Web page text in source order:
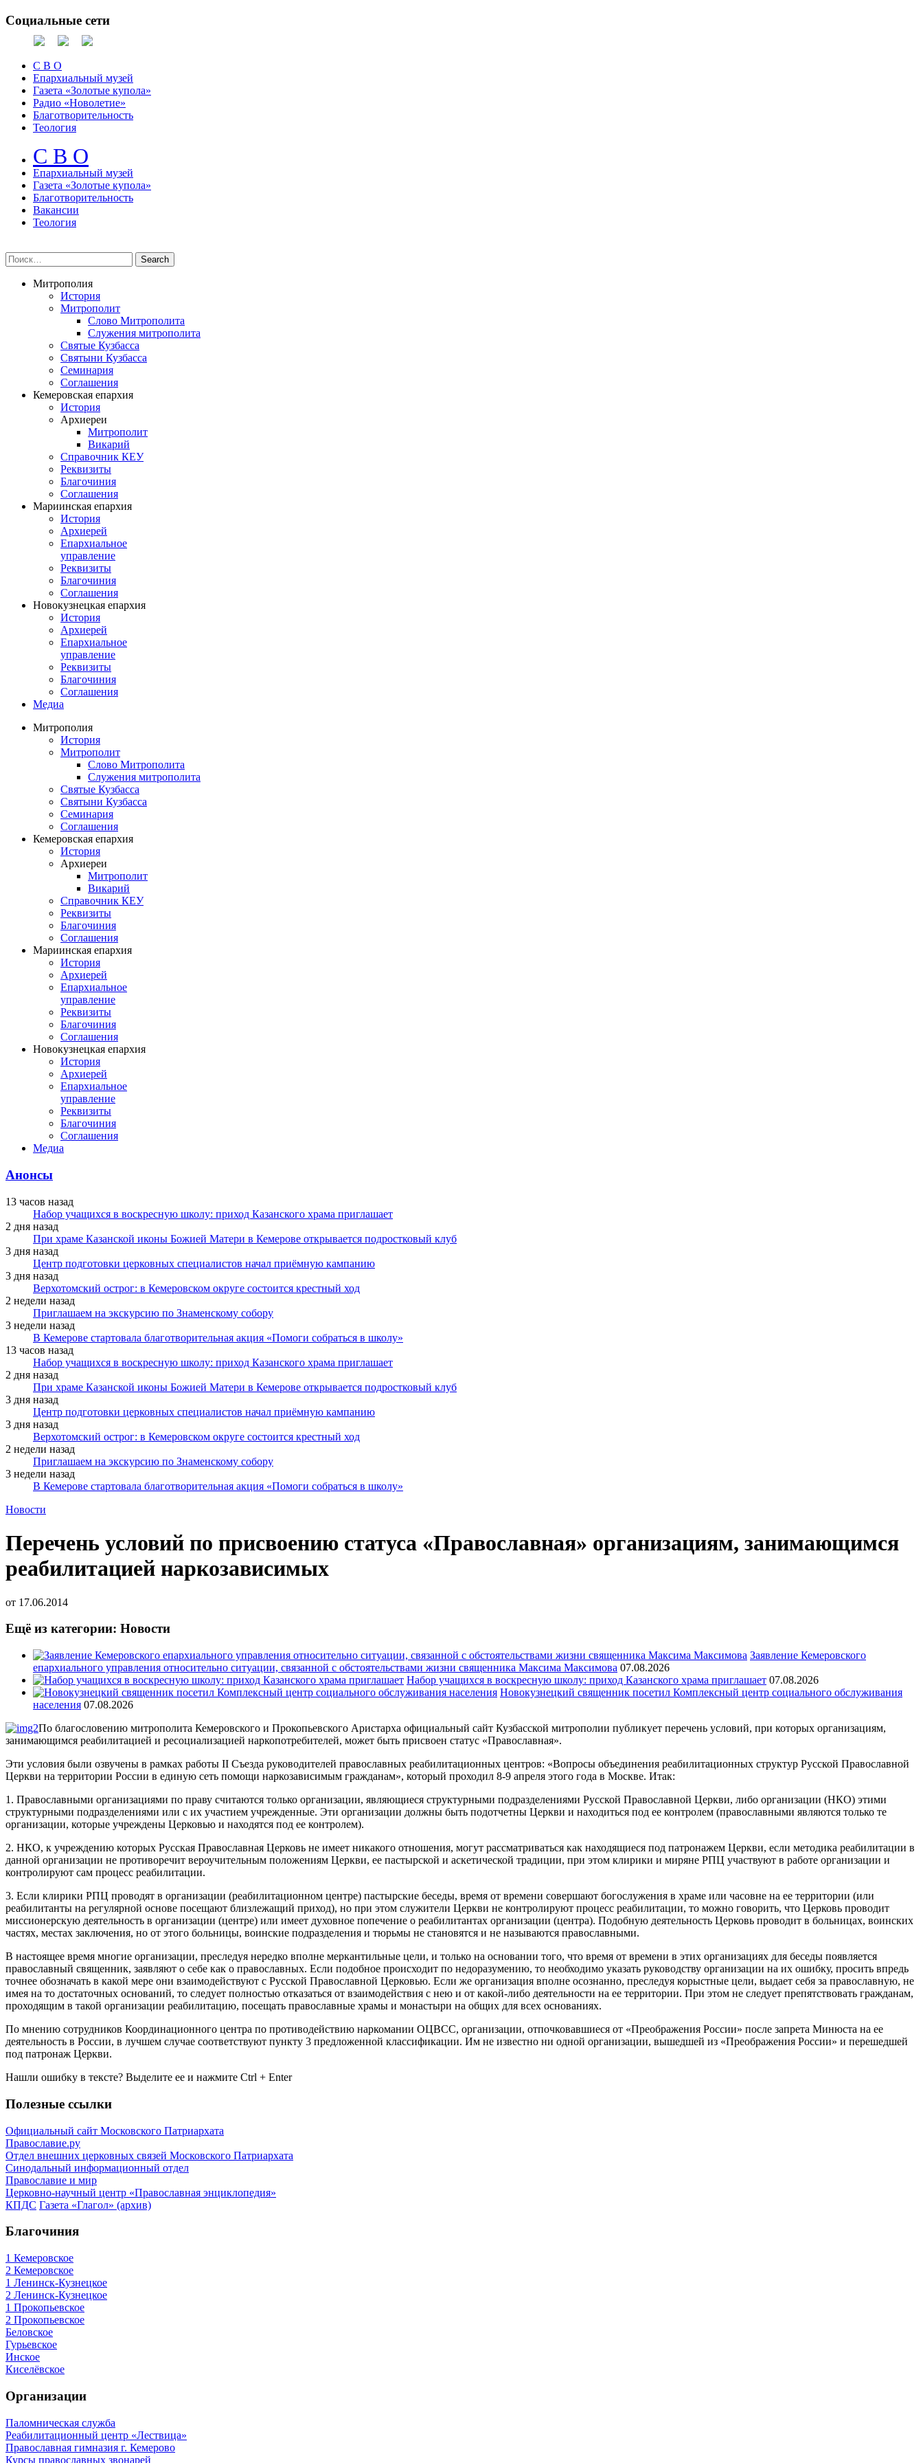
Социальные сети
С В О
Епархиальный музей
Газета «Золотые купола»
Радио «Новолетие»
Благотворительность
Теология
С В О
Епархиальный музeй
Газета «Золотые купола»
Благотворительность
Вакансии
Теология
Митрополия
История
Митрополит
Слово Митрополита
Служения митрополита
Святые Кузбасса
Святыни Кузбасса
Семинария
Соглашения
Кемеровская епархия
История
Архиереи
Митрополит
Викарий
Справочник КЕУ
Реквизиты
Благочиния
Соглашения
Мариинская епархия
История
Архиерей
Епархиальное
управление
Реквизиты
Благочиния
Соглашения
Новокузнецкая епархия
История
Архиерей
Епархиальное
управление
Реквизиты
Благочиния
Соглашения
Медиа
Митрополия
История
Митрополит
Слово Митрополита
Служения митрополита
Святые Кузбасса
Святыни Кузбасса
Семинария
Соглашения
Кемеровская епархия
История
Архиереи
Митрополит
Викарий
Справочник КЕУ
Реквизиты
Благочиния
Соглашения
Мариинская епархия
История
Архиерей
Епархиальное
управление
Реквизиты
Благочиния
Соглашения
Новокузнецкая епархия
История
Архиерей
Епархиальное
управление
Реквизиты
Благочиния
Соглашения
Медиа
Анонсы
13 часов назад
Набор учащихся в воскресную школу: приход Казанского храма приглашает
2 дня назад
При храме Казанской иконы Божией Матери в Кемерове открывается подростковый клуб
3 дня назад
Центр подготовки церковных специалистов начал приёмную кампанию
3 дня назад
Верхотомский острог: в Кемеровском округе состоится крестный ход
2 недели назад
Приглашаем на экскурсию по Знаменскому собору
3 недели назад
В Кемерове стартовала благотворительная акция «Помоги собраться в школу»
13 часов назад
Набор учащихся в воскресную школу: приход Казанского храма приглашает
2 дня назад
При храме Казанской иконы Божией Матери в Кемерове открывается подростковый клуб
3 дня назад
Центр подготовки церковных специалистов начал приёмную кампанию
3 дня назад
Верхотомский острог: в Кемеровском округе состоится крестный ход
2 недели назад
Приглашаем на экскурсию по Знаменскому собору
3 недели назад
В Кемерове стартовала благотворительная акция «Помоги собраться в школу»
Новости
Перечень условий по присвоению статуса «Православная» организациям, занимающимся
реабилитацией наркозависимых
от 17.06.2014
Ещё из категории: Новости
Заявление Кемеровского
епархиального управления относительно ситуации, связанной с обстоятельствами жизни священника Максима Максимова 07.08.2026
Набор учащихся в воскресную школу: приход Казанского храма приглашает 07.08.2026
Новокузнецкий священник посетил Комплексный центр социального обслуживания
населения 07.08.2026
По благословению митрополита Кемеровского и Прокопьевского Аристарха официальный сайт Кузбасской митрополии публикует перечень условий, при которых организациям,
занимающимся реабилитацией и ресоциализацией наркопотребителей, может быть присвоен статус «Православная».
Эти условия были озвучены в рамках работы II Съезда руководителей православных реабилитационных центров: «Вопросы объединения реабилитационных структур Русской Православной
Церкви на территории России в единую сеть помощи наркозависимым гражданам», который проходил 8-9 апреля этого года в Москве. Итак:
1. Православными организациями по праву считаются только организации, являющиеся структурными подразделениями Русской Православной Церкви, либо организации (НКО) этими
структурными подразделениями или с их участием учрежденные. Эти организации должны быть подотчетны Церкви и находиться под ее контролем (православными являются только те
организации, которые учреждены Церковью и находятся под ее контролем).
2. НКО, к учреждению которых Русская Православная Церковь не имеет никакого отношения, могут рассматриваться как находящиеся под патронажем Церкви, если методика реабилитации в
данной организации не противоречит вероучительным положениям Церкви, ее пастырской и аскетической традиции, при этом клирики и миряне РПЦ участвуют в работе организации и
контролируют сам процесс реабилитации.
3. Если клирики РПЦ проводят в организации (реабилитационном центре) пастырские беседы, время от времени совершают богослужения в храме или часовне на ее территории (или
реабилитанты на регулярной основе посещают близлежащий приход), но при этом служители Церкви не контролируют процесс реабилитации, то можно говорить, что Церковь проводит
миссионерскую деятельность в организации (центре) или имеет духовное попечение о реабилитантах организации (центра). Подобную деятельность Церковь проводит в больницах, воинских
частях, местах заключения, но от этого больницы, воинские подразделения и тюрьмы не становятся и не называются православными.
В настоящее время многие организации, преследуя нередко вполне меркантильные цели, и только на основании того, что время от времени в этих организациях для беседы появляется
православный священник, заявляют о себе как о православных. Если подобное происходит по недоразумению, то необходимо указать руководству организации на их ошибку, просить впредь
точнее обозначать в какой мере они взаимодействуют с Русской Православной Церковью. Если же организация вполне осознанно, преследуя корыстные цели, выдает себя за православную, не
имея на то достаточных оснований, то следует полностью отказаться от взаимодействия с нею и от какой-либо деятельности на ее территории. При этом не следует препятствовать гражданам,
проходящим в такой организации реабилитацию, посещать православные храмы и монастыри на общих для всех основаниях.
По мнению сотрудников Координационного центра по противодействию наркомании ОЦВСС, организации, отпочковавшиеся от «Преображения России» после запрета Минюста на ее
деятельность в России, в лучшем случае соответствуют пункту 3 предложенной классификации. Им не известно ни одной организации, вышедшей из «Преображения России» и перешедшей
под патронаж Церкви.
Нашли ошибку в тексте? Выделите ее и нажмите Ctrl + Enter
Полезные ссылки
Официальный сайт Московского Патриархата
Православие.ру
Отдел внешних церковных связей Московского Патриархата
Синодальный информационный отдел
Православие и мир
Церковно-научный центр «Православная энциклопедия»
КПДС Газета «Глагол» (архив)
Благочиния
1 Кемеровское
2 Кемеровское
1 Ленинск-Кузнецкое
2 Ленинск-Кузнецкое
1 Прокопьевское
2 Прокопьевское
Беловское
Гурьевское
Инское
Киселёвское
Организации
Паломническая служба
Реабилитационный центр «Лествица»
Православная гимназия г. Кемерово
Курсы православных звонарей